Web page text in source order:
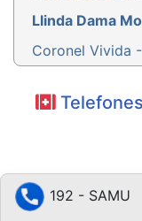
Llinda Dama
Coronel Vivida
192 - SAMU